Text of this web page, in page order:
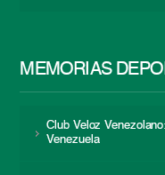
MEMORIAS
Club Veloz
Venezuela